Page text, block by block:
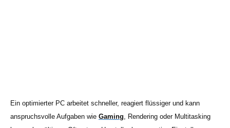
Ein optimierter PC arbeitet schneller, reagiert flüssiger und kann
anspruchsvolle Aufgaben wie Gaming , Rendering oder Multitasking